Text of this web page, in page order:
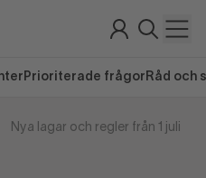
Prioriterade frågor Råd och
Nya lagar och regler från 1 juli